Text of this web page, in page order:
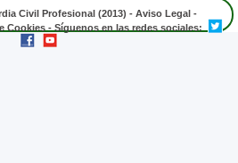
Civil Profesional (2013) - Aviso Legal -
Cookies - Síguenos en las redes sociales: